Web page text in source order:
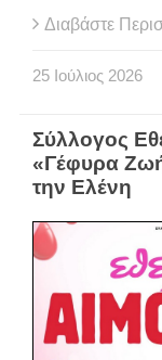
Διαβάστε
25 Ιούλιος 2026
Σύλλογος
«Γέφυρα
την Ελένη